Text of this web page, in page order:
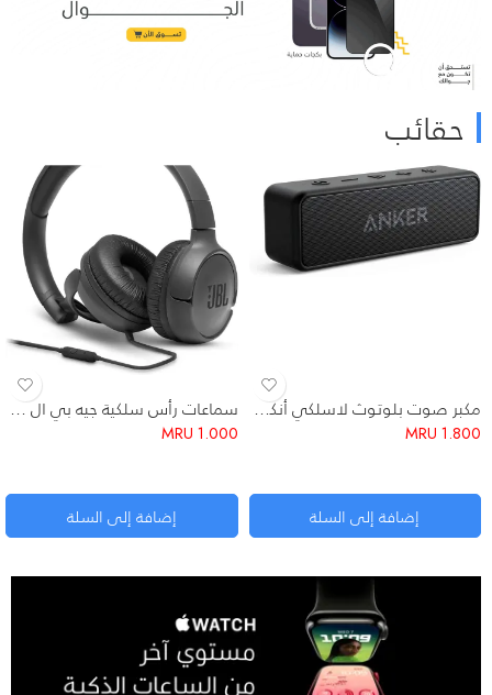
حقائب
مكبر صوت بلوتوث لاسلكي أنكر (Anker)
1.800
MRU
إضافة إلى السلة
سماعات رأس سلكية جيه بي ال (JBL T500) على الأذن مع ميكروفون
1.000
MRU
إضافة إلى السلة